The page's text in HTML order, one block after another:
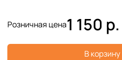
Розничная цена1 150 р.
В корзину